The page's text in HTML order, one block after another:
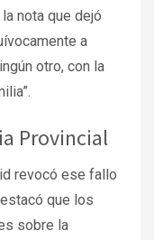
nota que dejó
a
otro, con la
Provincial
revocó ese fallo
que los
sobre la